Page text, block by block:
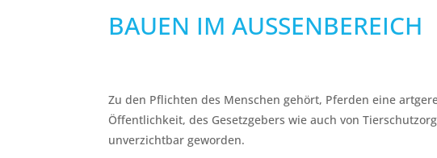
BAUEN IM AUSSENBEREICH
Zu den Pflichten des Menschen gehört, Pferden eine
Öffentlichkeit, des Gesetzgebers wie auch von
unverzichtbar geworden.